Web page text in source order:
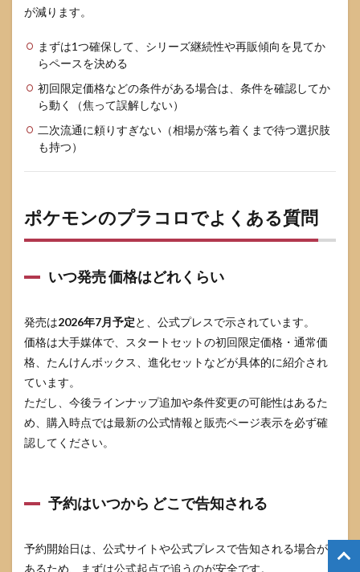
が減ります。
まずは1つ確保して、シリーズ継続性や再販傾向を見てか
らペースを決める
初回限定価格などの条件がある場合は、条件を確認してか
ら動く（焦って誤解しない）
二次流通に頼りすぎない（相場が落ち着くまで待つ選択肢
も持つ）
ポケモンのプラコロでよくある質問
いつ発売 価格はどれくらい
発売は2026年7月予定と、公式プレスで示されています。
価格は大手媒体で、スタートセットの初回限定価格・通常価
格、たんけんボックス、進化セットなどが具体的に紹介され
ています。
ただし、今後ラインナップ追加や条件変更の可能性はあるた
め、購入時点では最新の公式情報と販売ページ表示を必ず確
認してください。
予約はいつから どこで告知される
予約開始日は、公式サイトや公式プレスで告知される場合が
あるため、まずは公式起点で追うのが安全です。